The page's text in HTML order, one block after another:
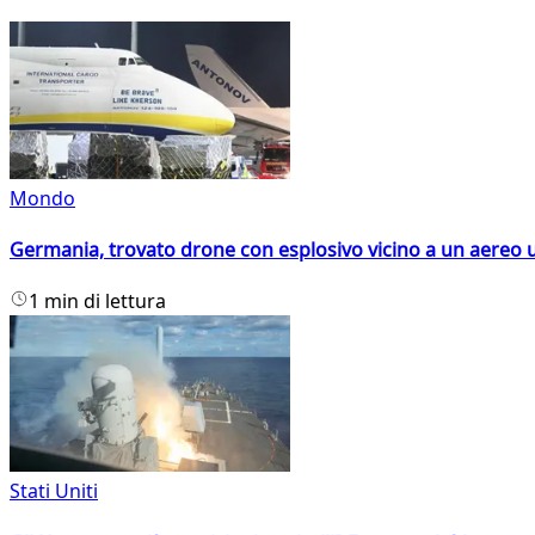
Mondo
Germania, trovato drone con esplosivo vicino a un aereo
1 min di lettura
Stati Uniti